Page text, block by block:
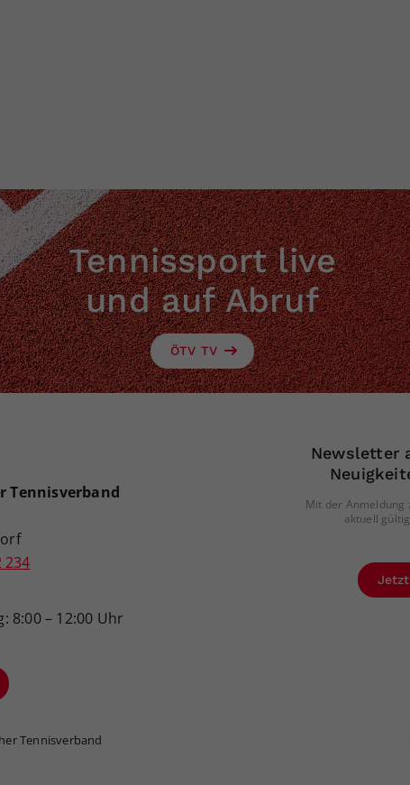
Tennissport live
und auf Abruf
ÖTV TV
Tennisverband
234
8:00 – 12:00 Uhr
Newsletter
Mit der Anmeldung
aktuell
Tennisverband